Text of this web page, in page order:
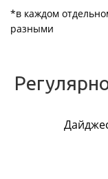
*в каждом
разными